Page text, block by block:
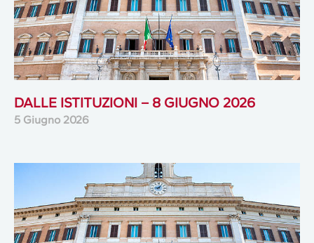
DALLE ISTITUZIONI – 8 GIUGNO 2026
5 Giugno 2026